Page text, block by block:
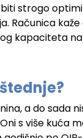
strogo
kaže
kapaciteta
a do sada
s više kuća